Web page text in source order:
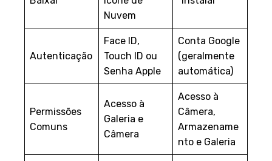
Nuvem
Autenticação
Face ID,
Touch ID ou
Senha Apple
Conta Google
(geralmente
automática)
Permissões
Comuns
Acesso à
Galeria e
Câmera
Acesso à
Câmera,
Armazename
nto e Galeria